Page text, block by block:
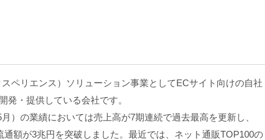
ペリエンス）ソリューション事業としてECサイト向けの自社
発・提供している会社です。
）の業績においては売上高が7期連続で過去最高を更新し、
通額が3兆円を突破しました。最近では、ネット通販TOP100の